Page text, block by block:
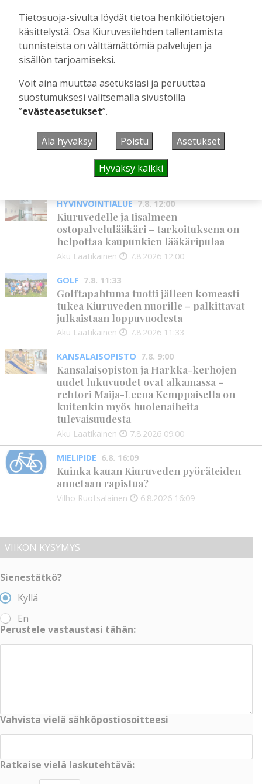
siirtolaisuudesta – kirjojen päähenkilöt ja
toinen kirjoittaja ovat kotoisin
Kiuruveden Ruutanalta
Tilaajille
MIELIPIDE 7.8. 12:26
Terveisiä eduskuntaan
Vilho Ruotsalainen 7.8.2026
HYVINVOINTIALUE 7.8. 12:00
Kiuruvedelle ja Iisalmeen
ostopalvelulääkäri – tarkoituksena on
helpottaa kaupunkien lääkäripulaa
Aku Laatikainen 7.8.2026 12:00
GOLF 7.8. 11:33
Golftapahtuma tuotti jälleen komeasti
tukea Kiuruveden nuorille – palkittavat
julkaistaan loppuvuodesta
Aku Laatikainen 7.8.2026 11:33
KANSALAISOPISTO 7.8. 9:00
Kansalaisopiston ja Harkka-kerhojen
uudet lukuvuodet ovat alkamassa –
rehtori Maija-Leena Kemppaisella on
kuitenkin myös huolenaiheita
tulevaisuudesta
Aku Laatikainen 7.8.2026 09:00
MIELIPIDE 6.8. 16:09
Kuinka kauan Kiuruveden pyöräteiden
annetaan rapistua?
Vilho Ruotsalainen 6.8.2026 16:09
VIIKON KYSYMYS
Sienestätkö?
Kyllä
En
Perustele vastaustasi tähän:
Vahvista vielä sähköpostiosoitteesi
Ratkaise vielä laskutehtävä:
Tietosuoja-sivulta löydät tietoa henkilötietojen
käsittelystä. Osa Kiuruvesilehden tallentamista
tunnisteista on välttämättömiä palvelujen ja
sisällön tarjoamiseksi.
Voit aina muuttaa asetuksiasi ja peruuttaa
suostumuksesi valitsemalla sivustoilla
”evästeasetukset”.
Älä hyväksy Poistu Asetukset
Hyväksy kaikki